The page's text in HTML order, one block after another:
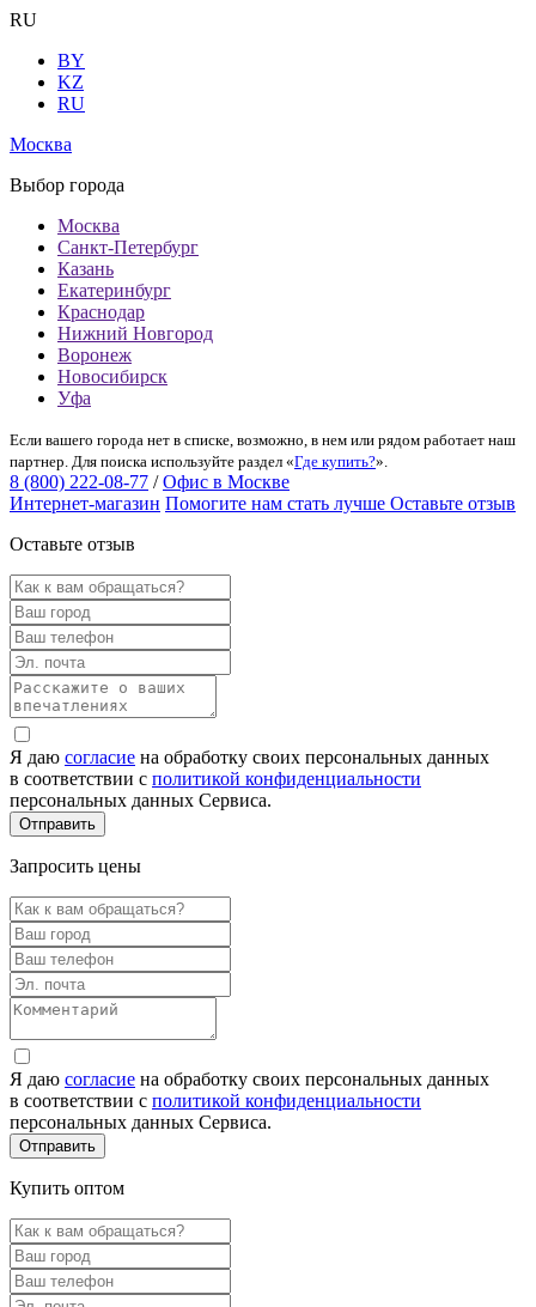
RU
BY
KZ
RU
Москва
Выбор города
Москва
Санкт-Петербург
Казань
Екатеринбург
Краснодар
Нижний Новгород
Воронеж
Новосибирск
Уфа
Если вашего города нет в списке, возможно, в нем или рядом работает наш
партнер. Для поиска используйте раздел «Где купить?».
8 (800) 222-08-77 / Офис в Москве
Интернет-магазин Помогите нам стать лучше Оставьте отзыв
Оставьте отзыв
Я даю согласие на обработку своих персональных данных
в соответствии с политикой конфиденциальности
персональных данных Сервиса.
Запросить цены
Я даю согласие на обработку своих персональных данных
в соответствии с политикой конфиденциальности
персональных данных Сервиса.
Купить оптом